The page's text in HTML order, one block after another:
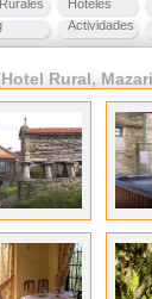
Hoteles
Actividades
Rural,